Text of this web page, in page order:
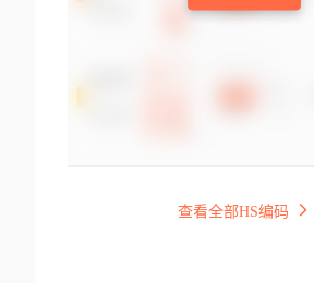
查看全部HS编码